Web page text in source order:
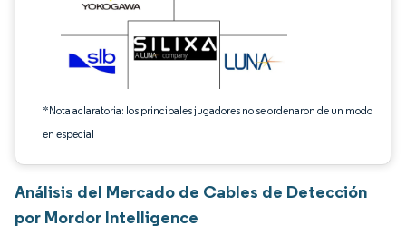
*Nota aclaratoria: los principales jugadores no se ordenaron de un modo
en especial
Análisis del Mercado de Cables de Detección
por Mordor Intelligence